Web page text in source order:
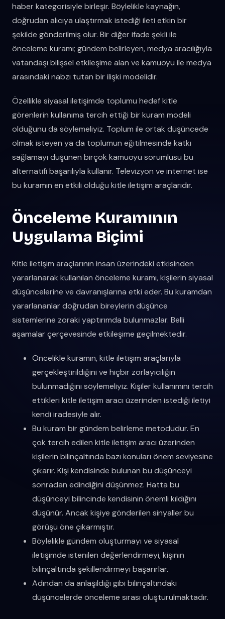
haber kategorisiyle birleşir. Böylelikle kaynağın,
doğrudan alıcıya ulaştırmak istediği ileti etkin bir
şekilde gönderilmiş olur. Bir diğer ifade şekli ile
önceleme kuramı; gündem belirleyen, medya aracılığıyla
vatandaşı bilişsel etkileşime alan ve kamuoyu ile medya
arasındaki nabzı tutan bir ilişki modelidir.
Özellikle siyasal iletişimde toplumu hedef kitle
görenlerin kullanıma tercih ettiği bir kuram modeli
olduğunu da söylemeliyiz. Toplum ile ortak düşüncede
olmak isteyen ya da toplumun eğitilmesinde katkı
sağlamayı düşünen birçok kamuoyu sorumlusu bu
alternatifi başarılıyla kullanır. Televizyon ve internet ise
bu kuramın en etkili olduğu kitle iletişim araçlarıdır.
Önceleme Kuramının
Uygulama Biçimi
Kitle iletişim araçlarının insan üzerindeki etkisinden
yararlanarak kullanılan önceleme kuramı, kişilerin siyasal
düşüncelerine ve davranışlarına etki eder. Bu kuramdan
yararlananlar doğrudan bireylerin düşünce
sistemlerine zoraki yaptırımda bulunmazlar. Belli
aşamalar çerçevesinde etkileşime geçilmektedir.
Öncelikle kuramın, kitle iletişim araçlarıyla
gerçekleştirildiğini ve hiçbir zorlayıcılığın
bulunmadığını söylemeliyiz. Kişiler kullanımını tercih
ettikleri kitle iletişim aracı üzerinden istediği iletiyi
kendi iradesiyle alır.
Bu kuram bir gündem belirleme metodudur. En
çok tercih edilen kitle iletişim aracı üzerinden
kişilerin bilinçaltında bazı konuları önem seviyesine
çıkarır. Kişi kendisinde bulunan bu düşünceyi
sonradan edindiğini düşünmez. Hatta bu
düşünceyi bilincinde kendisinin önemli kıldığını
düşünür. Ancak kişiye gönderilen sinyaller bu
görüşü öne çıkarmıştır.
Böylelikle gündem oluşturmayı ve siyasal
iletişimde istenilen değerlendirmeyi, kişinin
bilinçaltında şekillendirmeyi başarırlar.
Adından da anlaşıldığı gibi bilinçaltındaki
düşüncelerde önceleme sırası oluşturulmaktadır.